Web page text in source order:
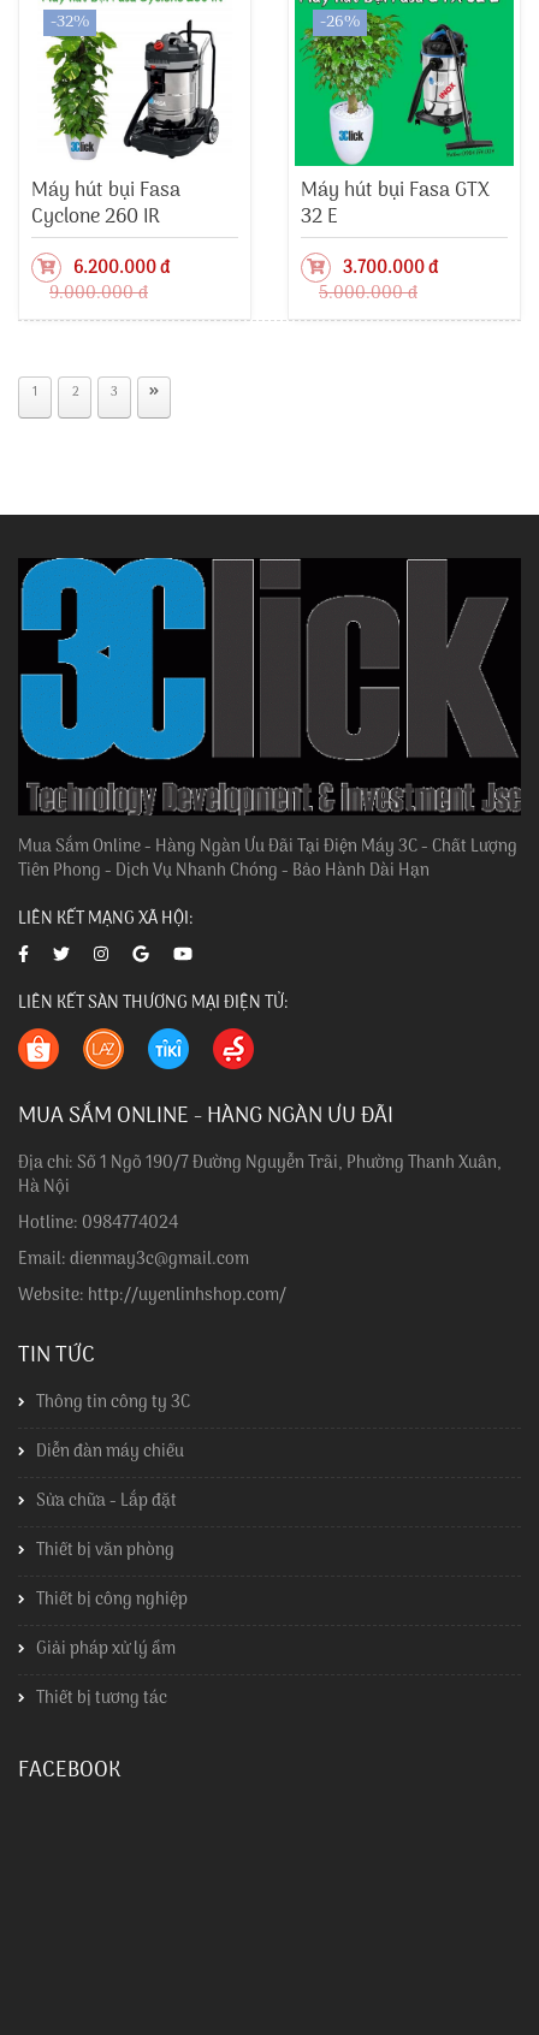
-32%
Máy hút bụi Fasa
Cyclone 260 IR
6.200.000 đ
9.000.000 đ
-26%
Máy hút bụi Fasa GTX
32 E
3.700.000 đ
5.000.000 đ
1 2 3
Mua Sắm Online - Hàng Ngàn Ưu Đãi Tại Điện Máy 3C - Chất Lượng
Tiên Phong - Dịch Vụ Nhanh Chóng - Bảo Hành Dài Hạn
LIÊN KẾT MẠNG XÃ HỘI:
LIÊN KẾT SÀN THƯƠNG MẠI ĐIỆN TỬ:
MUA SẮM ONLINE - HÀNG NGÀN ƯU ĐÃI
Địa chỉ: Số 1 Ngõ 190/7 Đường Nguyễn Trãi, Phường Thanh Xuân,
Hà Nội
Hotline: 0984774024
Email: dienmay3c@gmail.com
Website: http://uyenlinhshop.com/
TIN TỨC
Thông tin công ty 3C
Diễn đàn máy chiếu
Sửa chữa - Lắp đặt
Thiết bị văn phòng
Thiết bị công nghiệp
Giải pháp xử lý ẩm
Thiết bị tương tác
FACEBOOK